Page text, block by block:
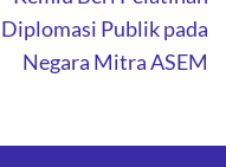
Diplomasi Publik pada
Negara Mitra ASEM